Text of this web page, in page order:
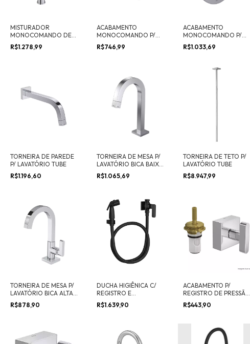
MISTURADOR
MONOCOMANDO DE
MESA P/ LAVATÓRIO
BICA ALTA DROP
R$1.278,99
ACABAMENTO
MONOCOMANDO P/
DUCHA HIGIÊNICA
DROP
R$746,99
ACABAMENTO
MONOCOMANDO P/
CHUVEIRO E BANHEIRO
DROP
R$1.033,69
TORNEIRA DE PAREDE
P/ LAVATÓRIO TUBE
R$1.196,60
TORNEIRA DE MESA P/
LAVATÓRIO BICA BAIXA
TUBE
R$1.065,69
TORNEIRA DE TETO P/
LAVATÓRIO TUBE
R$8.947,99
TORNEIRA DE MESA P/
LAVATÓRIO BICA ALTA
SOUL
R$878,90
DUCHA HIGIÊNICA C/
REGISTRO E
DERIVAÇÃO SOUL
R$1.639,90
ACABAMENTO P/
REGISTRO DE PRESSÃO
ATÉ 1" C/ MECANISMO
1/2 VOLTA SOUL
R$443,90